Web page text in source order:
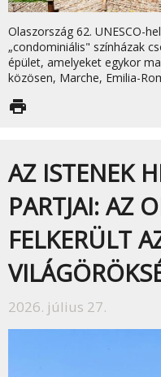
Olaszország 62. UNESCO-
„condominiális" színházak
épület, amelyeket egykor
közösen, Marche, Emilia-
print
AZ ISTENEK
PARTJAI: AZ
FELKERÜLT
2026. július 27.